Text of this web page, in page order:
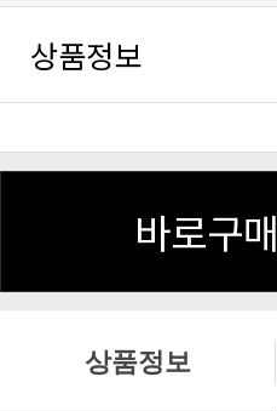
상품정보
바로구매
상품정보